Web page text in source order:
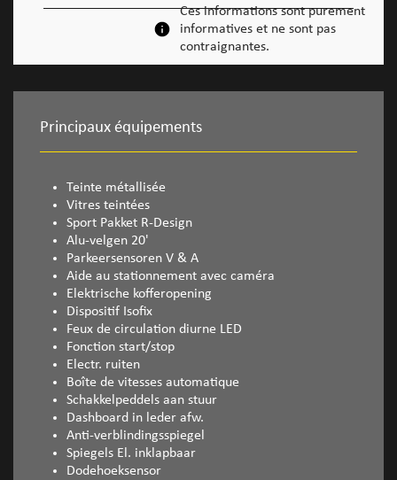
Ces informations sont purement
informatives et ne sont pas
contraignantes.
Principaux équipements
Teinte métallisée
Vitres teintées
Sport Pakket R-Design
Alu-velgen 20'
Parkeersensoren V & A
Aide au stationnement avec caméra
Elektrische kofferopening
Dispositif Isofix
Feux de circulation diurne LED
Fonction start/stop
Electr. ruiten
Boîte de vitesses automatique
Schakkelpeddels aan stuur
Dashboard in leder afw.
Anti-verblindingsspiegel
Spiegels El. inklapbaar
Dodehoeksensor